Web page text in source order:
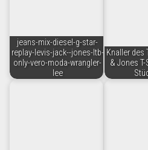
jeans-mix-diesel-g-star-
replay-levis-jack--jones-ltb-
only-vero-moda-wrangler-
lee
Knaller des
& Jones